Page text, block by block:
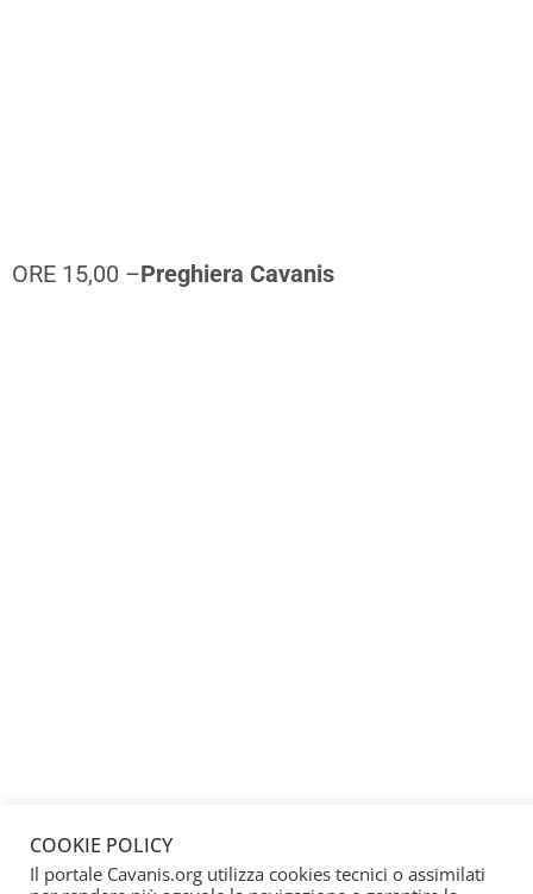
ORE 15,00 –Preghiera Cavanis
COOKIE POLICY
Il portale Cavanis.org utilizza cookies tecnici o assimilati